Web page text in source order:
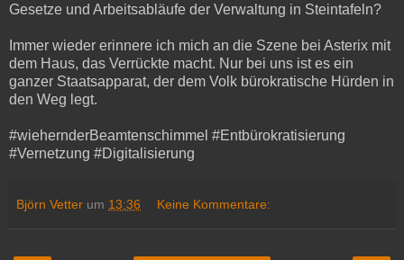
Gesetze und Arbeitsabläufe der Verwaltung in Steintafeln?
Immer wieder erinnere ich mich an die Szene bei Asterix mit
dem Haus, das Verrückte macht. Nur bei uns ist es ein
ganzer Staatsapparat, der dem Volk bürokratische Hürden in
den Weg legt.
#wiehernderBeamtenschimmel #Entbürokratisierung
#Vernetzung #Digitalisierung
Björn Vetter um 13:36 Keine Kommentare: